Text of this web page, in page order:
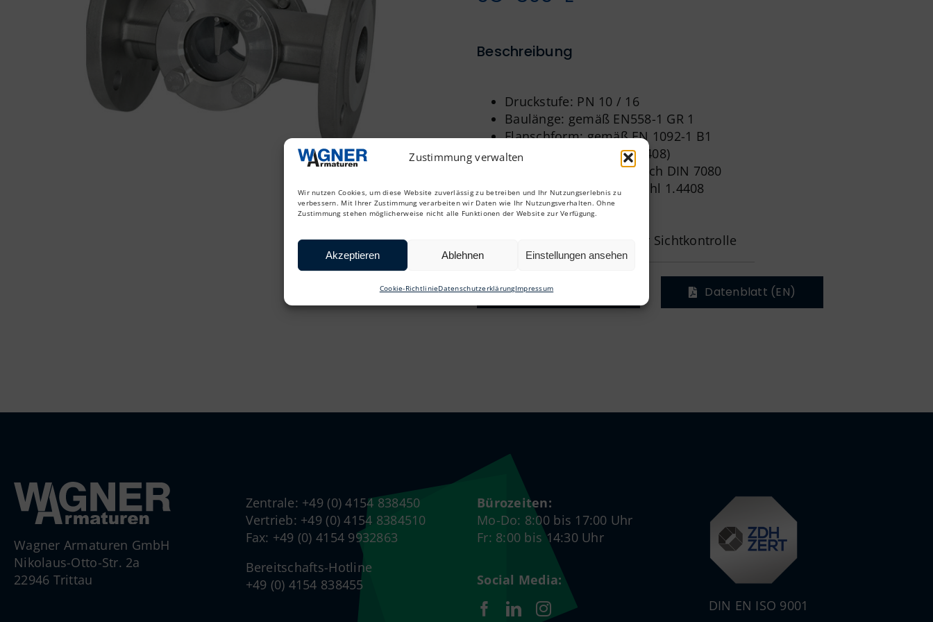
Zustimmung verwalten
Wir nutzen Cookies, um diese Website zuverlässig zu betreiben und Ihr Nutzungserlebnis zu
verbessern. Mit Ihrer Zustimmung verarbeiten wir Daten wie Ihr Nutzungsverhalten. Ohne
Zustimmung stehen möglicherweise nicht alle Funktionen der Website zur Verfügung.
Akzeptieren Ablehnen Einstellungen ansehen
Cookie-RichtlinieDatenschutzerklärungImpressum
Beschreibung
Druckstufe: PN 10 / 16
Baulänge: gemäß EN558-1 GR 1
Flanschform: gemäß EN 1092-1 B1
Gehäuse: Edelstahl (1.4408)
Sichtglas: Borosilikat nach DIN 7080
Anzeigenklappe: Edelstahl 1.4408
Dichtung: Graphit
voller Durchgang
beidseitig Schauglas zur Sichtkontrolle
Datenblatt (DE) Datenblatt (EN)
Wagner Armaturen GmbH
Nikolaus-Otto-Str. 2a
22946 Trittau
Zentrale: +49 (0) 4154 838450
Vertrieb: +49 (0) 4154 8384510
Fax: +49 (0) 4154 9932863
Bereitschafts-Hotline
+49 (0) 4154 838455
Bürozeiten:
Mo-Do: 8:00 bis 17:00 Uhr
Fr: 8:00 bis 14:30 Uhr
Social Media:
DIN EN ISO 9001